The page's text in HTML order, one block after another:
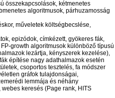
összekapcsolások, kétmenetes
algoritmusok, párhuzamosság
műveletek költségbecslése,
epizódok, címkézett, gyökeres fák,
growth algoritmusok különböző típusú
lezártja, kényszerek kezelése),
építése nagy adathalmazok esetén
csoportos tesztelés, fa módszer
gráfok tulajdonságai,
lemmája és néhány
keresés (Page rank, HITS